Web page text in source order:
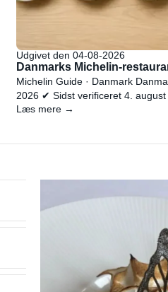
Udgivet den 04-08-2026
Danmarks Michelin-
Michelin Guide · Danmark
2026 ✔ Sidst verificeret 4. august
Læs mere →